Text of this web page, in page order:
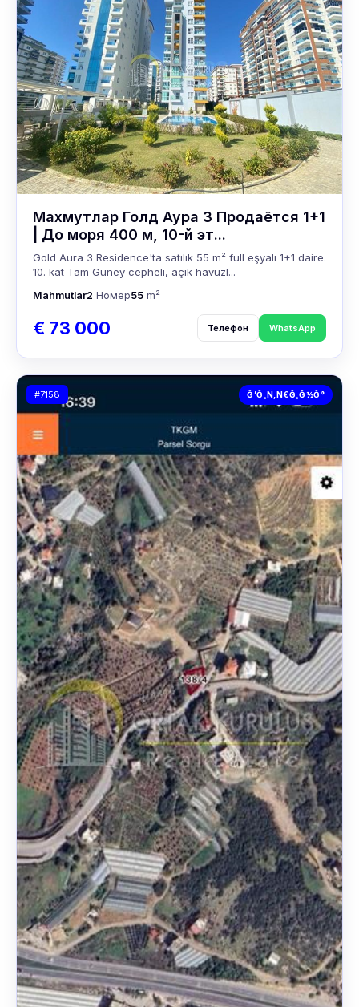
Махмутлар Голд Аура 3 Продаётся 1+1
| До моря 400 м, 10-й эт...
Gold Aura 3 Residence'ta satılık 55 m² full eşyalı 1+1 daire.
10. kat Tam Güney cepheli, açık havuzl...
Mahmutlar2 Номер55 m²
€ 73 000 Телефон WhatsApp
Ğ’Ğ¸Ñ‚Ñ€Ğ¸Ğ½Ğ°
#7158